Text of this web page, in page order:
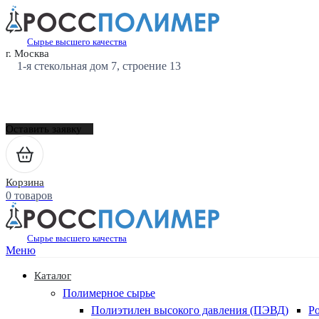
Сырье высшего качества
г. Москва
1-я стекольная дом 7, строение 13
Оставить заявку
Корзина
0 товаров
Сырье высшего качества
Меню
Каталог
Полимерное сырье
Полиэтилен высокого давления (ПЭВД)